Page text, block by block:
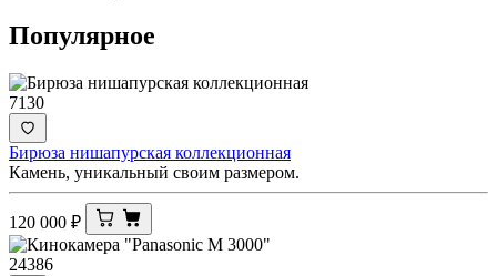
Популярное
7130
Бирюза нишапурская коллекционная
Камень, уникальный своим размером.
120 000 ₽
24386